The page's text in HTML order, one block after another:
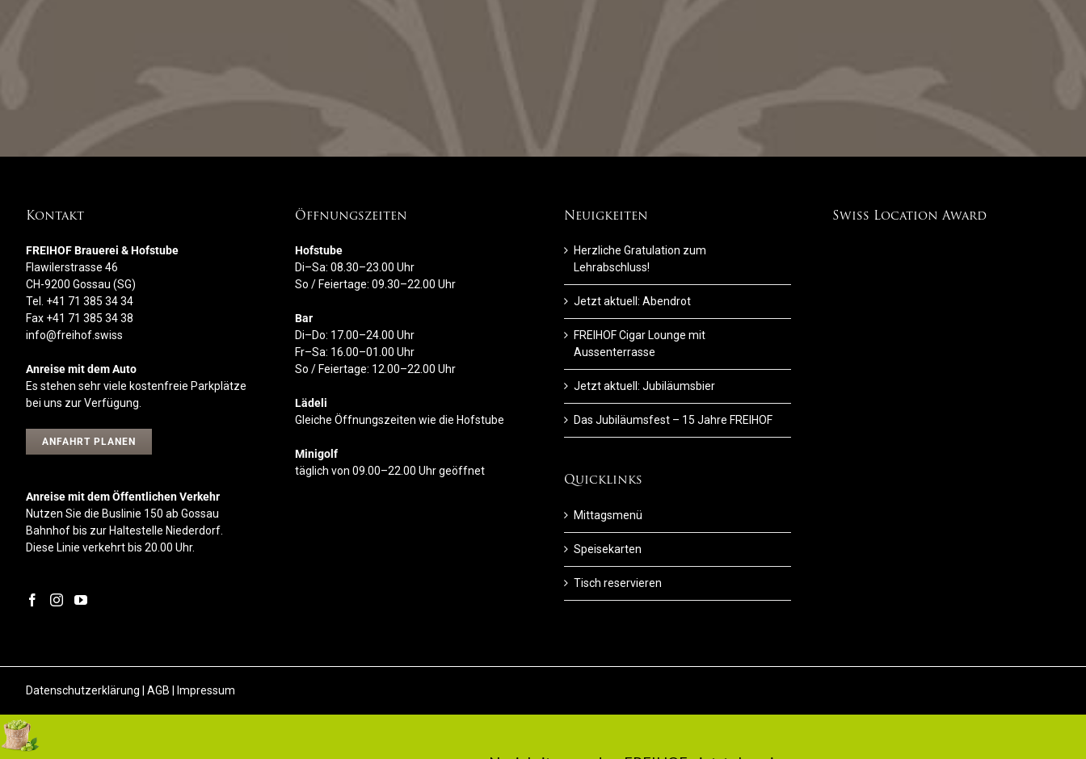
Kontakt
FREIHOF Brauerei & Hofstube
Flawilerstrasse 46
CH-9200 Gossau (SG)
Tel. +41 71 385 34 34
Fax +41 71 385 34 38
info@freihof.swiss
Anreise mit dem Auto
Es stehen sehr viele kostenfreie Parkplätze
bei uns zur Verfügung.
ANFAHRT PLANEN
Anreise mit dem Öffentlichen Verkehr
Nutzen Sie die Buslinie 150 ab Gossau
Bahnhof bis zur Haltestelle Niederdorf.
Diese Linie verkehrt bis 20.00 Uhr.
Öffnungszeiten
Hofstube
Di–Sa: 08.30–23.00 Uhr
So / Feiertage: 09.30–22.00 Uhr
Bar
Di–Do: 17.00–24.00 Uhr
Fr–Sa: 16.00–01.00 Uhr
So / Feiertage: 12.00–22.00 Uhr
Lädeli
Gleiche Öffnungszeiten wie die Hofstube
Minigolf
täglich von 09.00–22.00 Uhr geöffnet
Neuigkeiten
Herzliche Gratulation zum
Lehrabschluss!
Jetzt aktuell: Abendrot
FREIHOF Cigar Lounge mit
Aussenterrasse
Jetzt aktuell: Jubiläumsbier
Das Jubiläumsfest – 15 Jahre FREIHOF
Quicklinks
Mittagsmenü
Speisekarten
Tisch reservieren
Swiss Location Award
Datenschutzerklärung AGB Impressum